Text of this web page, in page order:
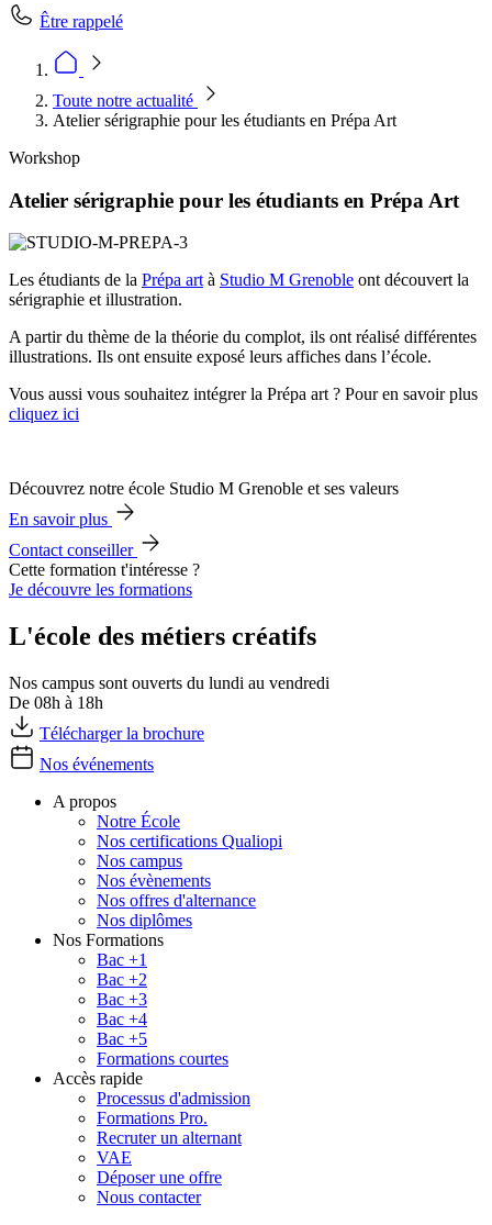
Être rappelé
Toute notre actualité
Atelier sérigraphie pour les étudiants en Prépa Art
Workshop
Atelier sérigraphie pour les étudiants en Prépa Art
Les étudiants de la Prépa artà Studio M Grenoble ont découvert la
sérigraphie et illustration.
A partir du thème de la théorie du complot, ils ont réalisé différentes
illustrations. Ils ont ensuite exposé leurs affiches dans l’école.
Vous aussi vous souhaitez intégrer la Prépa art ? Pour en savoir plus
cliquez ici
Découvrez notre école Studio M Grenoble et ses valeurs
En savoir plus
Contact conseiller
Cette formation t'intéresse ?
Je découvre les formations
L'école des métiers créatifs
Nos campus sont ouverts du lundi au vendredi
De 08h à 18h
Télécharger la brochure
Nos événements
A propos
Notre École
Nos certifications Qualiopi
Nos campus
Nos évènements
Nos offres d'alternance
Nos diplômes
Nos Formations
Bac +1
Bac +2
Bac +3
Bac +4
Bac +5
Formations courtes
Accès rapide
Processus d'admission
Formations Pro.
Recruter un alternant
VAE
Déposer une offre
Nous contacter